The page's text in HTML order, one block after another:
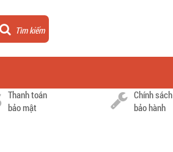
Tìm kiếm
Thanh toán
bảo mật
Chính sách
bảo hành